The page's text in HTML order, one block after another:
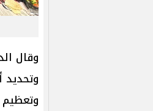
وقال
وتعظيم